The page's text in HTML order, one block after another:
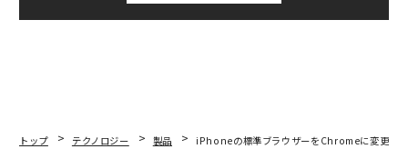
トップ テクノロジー 製品
iPhoneの標準ブラウザーをChromeに変更す